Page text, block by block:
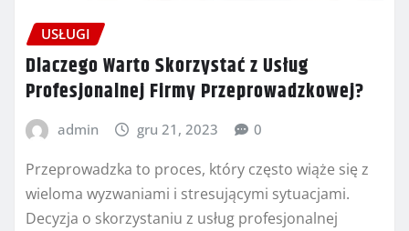
USŁUGI
Dlaczego Warto Skorzystać z Usług
Profesjonalnej Firmy Przeprowadzkowej?
admin gru 21, 2023 0
Przeprowadzka to proces, który często wiąże się z
wieloma wyzwaniami i stresującymi sytuacjami.
Decyzja o skorzystaniu z usług profesjonalnej